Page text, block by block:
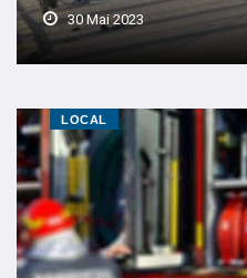
30 Mai 2023
LOCAL